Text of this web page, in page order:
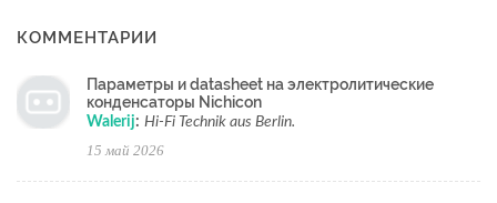
КОММЕНТАРИИ
Параметры и datasheet на электролитические
конденсаторы Nichicon
Walerij: Hi-Fi Technik aus Berlin.
15 май 2026